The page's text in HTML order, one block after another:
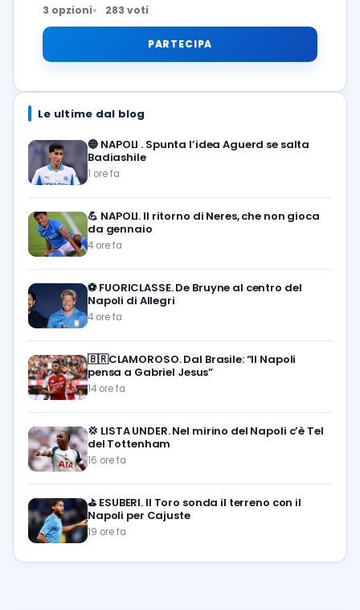
3 opzioni 283 voti
PARTECIPA
Le ultime dal blog
🔵 NAPOLI . Spunta l’idea Aguerd se salta
Badiashile
1 ore fa
💪 NAPOLI. Il ritorno di Neres, che non gioca
da gennaio
4 ore fa
⚽️ FUORICLASSE. De Bruyne al centro del
Napoli di Allegri
4 ore fa
🇧🇷CLAMOROSO. Dal Brasile: “Il Napoli
pensa a Gabriel Jesus”
14 ore fa
💢 LISTA UNDER. Nel mirino del Napoli c’è Tel
del Tottenham
16 ore fa
⛳ ESUBERI. Il Toro sonda il terreno con il
Napoli per Cajuste
19 ore fa